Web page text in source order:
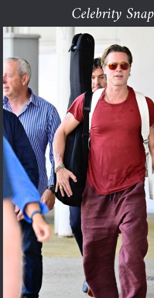
Celebrity Snap